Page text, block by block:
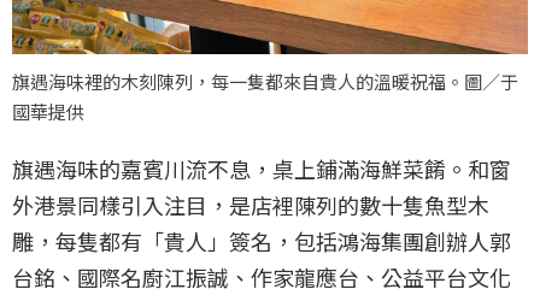
旗遇海味裡的木刻陳列，每一隻都來自貴人的溫暖祝福。圖／于
國華提供
旗遇海味的嘉賓川流不息，桌上鋪滿海鮮菜餚。和窗
外港景同樣引入注目，是店裡陳列的數十隻魚型木
雕，每隻都有「貴人」簽名，包括鴻海集團創辦人郭
台銘、國際名廚江振誠、作家龍應台、公益平台文化